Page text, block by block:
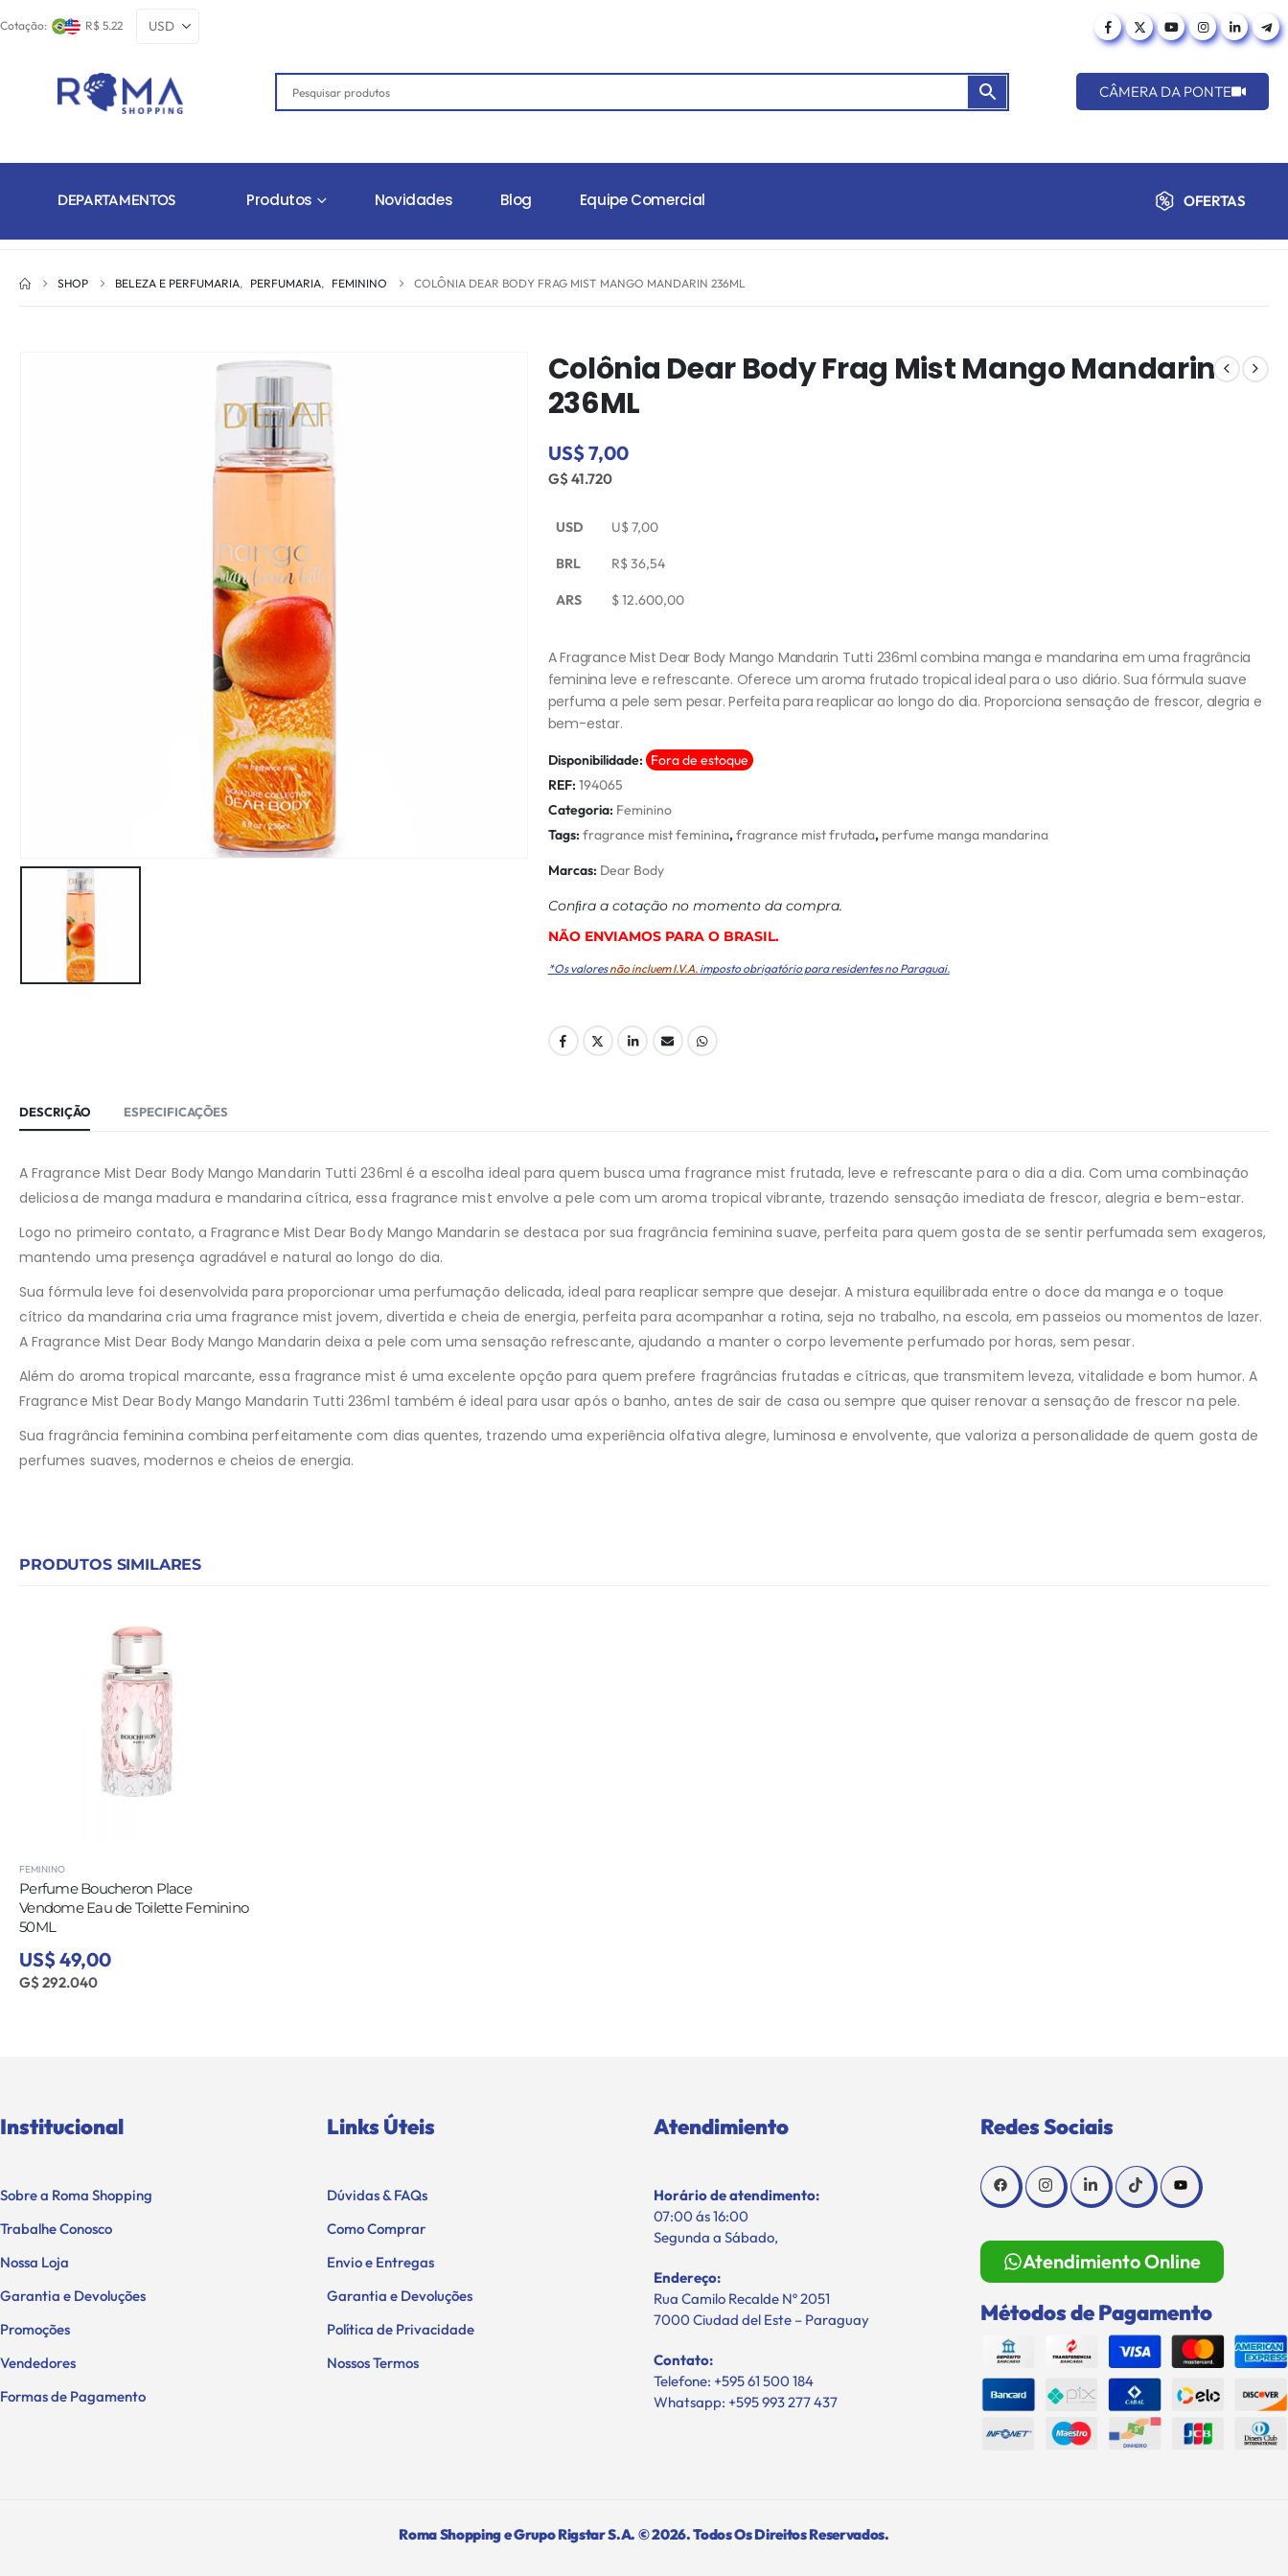
Cotação: R$ 5.22
CÂMERA DA PONTE
DEPARTAMENTOS Produtos Novidades Blog Equipe Comercial OFERTAS
SHOP BELEZA E PERFUMARIA, PERFUMARIA, FEMININO COLÔNIA DEAR BODY FRAG MIST MANGO MANDARIN 236ML
Colônia Dear Body Frag Mist Mango Mandarin
236ML
US$ 7,00
G$ 41.720
USD U$7,00
BRL R$36,54
ARS $12.600,00
A Fragrance Mist Dear Body Mango Mandarin Tutti 236ml combina manga e mandarina em uma fragrância
feminina leve e refrescante. Oferece um aroma frutado tropical ideal para o uso diário. Sua fórmula suave
perfuma a pele sem pesar. Perfeita para reaplicar ao longo do dia. Proporciona sensação de frescor, alegria e
bem-estar.
Disponibilidade: Fora de estoque
REF: 194065
Categoria: Feminino
Tags: fragrance mist feminina,fragrance mist frutada, perfume manga mandarina
Marcas: Dear Body
Conﬁra a cotação no momento da compra.
NÃO ENVIAMOS PARA O BRASIL.
*Os valoresnão incluem I.V.A. imposto obrigatório para residentes no Paraguai.
DESCRIÇÃO ESPECIFICAÇÕES
A Fragrance Mist Dear Body Mango Mandarin Tutti 236ml é a escolha ideal para quem busca uma fragrance mist frutada, leve e refrescante para o dia a dia. Com uma combinação
deliciosa de manga madura e mandarina cítrica, essa fragrance mist envolve a pele com um aroma tropical vibrante, trazendo sensação imediata de frescor, alegria e bem-estar.
Logo no primeiro contato, a Fragrance Mist Dear Body Mango Mandarin se destaca por sua fragrância feminina suave, perfeita para quem gosta de se sentir perfumada sem exageros,
mantendo uma presença agradável e natural ao longo do dia.
Sua fórmula leve foi desenvolvida para proporcionar uma perfumação delicada, ideal para reaplicar sempre que desejar. A mistura equilibrada entre o doce da manga e o toque
cítrico da mandarina cria uma fragrance mist jovem, divertida e cheia de energia, perfeita para acompanhar a rotina, seja no trabalho, na escola, em passeios ou momentos de lazer.
A Fragrance Mist Dear Body Mango Mandarin deixa a pele com uma sensação refrescante, ajudando a manter o corpo levemente perfumado por horas, sem pesar.
Além do aroma tropical marcante, essa fragrance mist é uma excelente opção para quem prefere fragrâncias frutadas e cítricas, que transmitem leveza, vitalidade e bom humor. A
Fragrance Mist Dear Body Mango Mandarin Tutti 236ml também é ideal para usar após o banho, antes de sair de casa ou sempre que quiser renovar a sensação de frescor na pele.
Sua fragrância feminina combina perfeitamente com dias quentes, trazendo uma experiência olfativa alegre, luminosa e envolvente, que valoriza a personalidade de quem gosta de
perfumes suaves, modernos e cheios de energia.
PRODUTOS SIMILARES
FEMININO
Perfume Boucheron Place
Vendome Eau de Toilette Feminino
50ML
US$ 49,00
G$ 292.040
Institucional
Sobre a Roma Shopping
Trabalhe Conosco
Nossa Loja
Garantia e Devoluções
Promoções
Vendedores
Formas de Pagamento
Links Úteis
Dúvidas & FAQs
Como Comprar
Envio e Entregas
Garantia e Devoluções
Política de Privacidade
Nossos Termos
Atendimiento
Horário de atendimento:
07:00 ás 16:00
Segunda a Sábado,
Endereço:
Rua Camilo Recalde Nº 2051
7000 Ciudad del Este – Paraguay
Contato:
Telefone: +595 61 500 184
Whatsapp: +595 993 277 437
Redes Sociais
Atendimiento Online
Métodos de Pagamento
Roma Shopping e Grupo Rigstar S.A. © 2026. Todos Os Direitos Reservados.